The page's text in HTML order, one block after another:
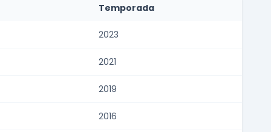
Temporada
2023
2021
2019
2016